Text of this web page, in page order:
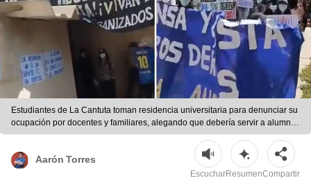
Estudiantes de La Cantuta toman residencia universitaria para denunciar su
ocupación por docentes y familiares, alegando que debería servir a alumnos
de bajos recursos. | Foto: difusión
Aarón Torres
EscucharResumenCompartir